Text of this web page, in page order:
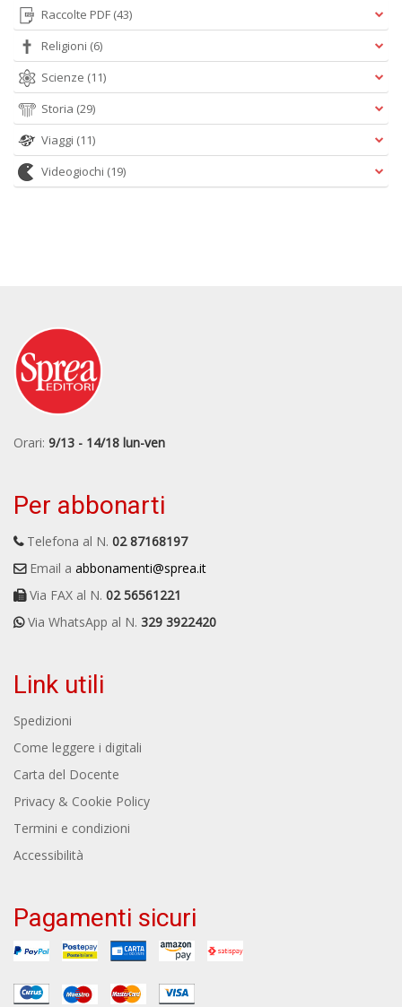
Raccolte PDF (43)
Religioni (6)
Scienze (11)
Storia (29)
Viaggi (11)
Videogiochi (19)
Orari: 9/13 - 14/18 lun-ven
Per abbonarti
Telefona al N. 02 87168197
Email a abbonamenti@sprea.it
Via FAX al N. 02 56561221
Via WhatsApp al N. 329 3922420
Link utili
Spedizioni
Come leggere i digitali
Carta del Docente
Privacy & Cookie Policy
Termini e condizioni
Accessibilità
Pagamenti sicuri